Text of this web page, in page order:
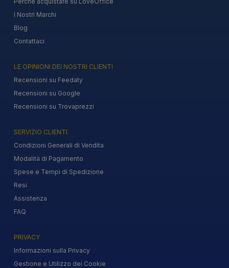
I Nostri Marchi
Blog
Contattaci
LE OPINIONI DEI NOSTRI CLIENTI
Recensioni su Feedaty
Recensioni su Google
Recensioni su Trovaprezzi
SERVIZIO CLIENTI
Condizioni Generali di Vendita
Modalità di Pagamento
Spese e Tempi di Spedizione
Resi
Assistenza
FAQ
PRIVACY
Informazioni sulla Privacy
Gestione e Utilizzo dei Cookie